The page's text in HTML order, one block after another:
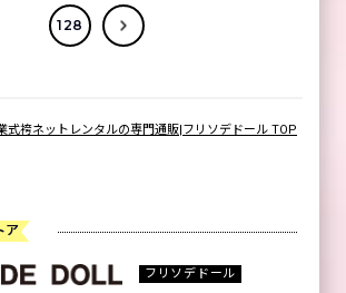
128
式袴ネットレンタルの専門通販|フリソデドール TOP
ア
フリソデドール